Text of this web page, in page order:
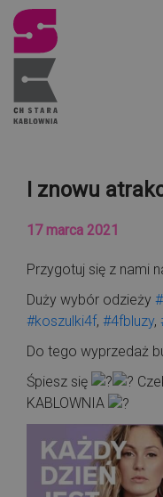
I znowu
17 marca 2021
Przygotuj się z nami
Duży wybór odzieży
#koszulki4f, #4fbluzy,
Do tego wyprzedaż
Śpiesz się
KABLOWNIA